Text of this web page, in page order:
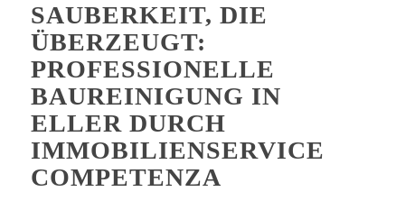
SAUBERKEIT, DIE
ÜBERZEUGT:
PROFESSIONELLE
BAUREINIGUNG IN
ELLER DURCH
IMMOBILIENSERVICE
COMPETENZA